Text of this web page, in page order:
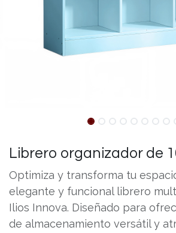
Librero organizador de
Optimiza y transforma tu
elegante y funcional librero
Ilios Innova. Diseñado para
de almacenamiento versátil y